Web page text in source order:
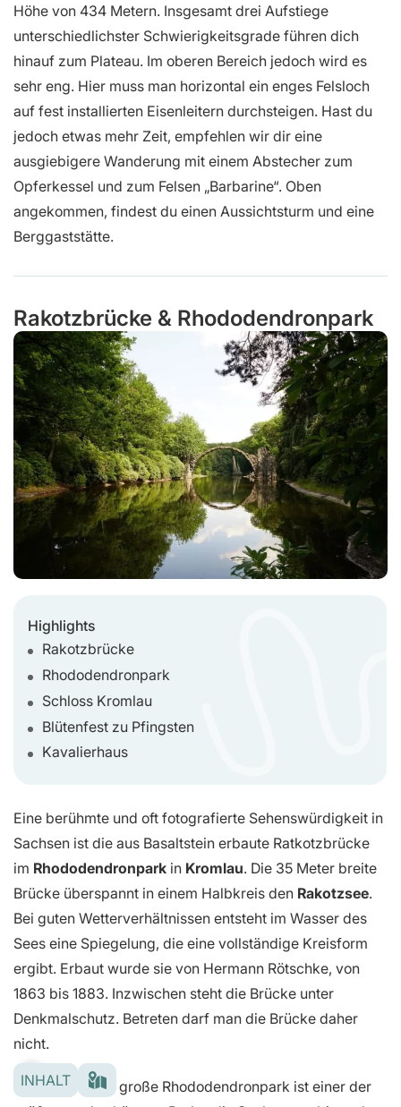
Höhe von 434 Metern. Insgesamt drei Aufstiege
unterschiedlichster Schwierigkeitsgrade führen dich
hinauf zum Plateau. Im oberen Bereich jedoch wird es
sehr eng. Hier muss man horizontal ein enges Felsloch
auf fest installierten Eisenleitern durchsteigen. Hast du
jedoch etwas mehr Zeit, empfehlen wir dir eine
ausgiebigere Wanderung mit einem Abstecher zum
Opferkessel und zum Felsen „Barbarine“. Oben
angekommen, findest du einen Aussichtsturm und eine
Berggaststätte.
Rakotzbrücke & Rhododendronpark
Highlights
Rakotzbrücke
Rhododendronpark
Schloss Kromlau
Blütenfest zu Pfingsten
Kavalierhaus
Eine berühmte und oft fotografierte Sehenswürdigkeit in
Sachsen ist die aus Basaltstein erbaute Ratkotzbrücke
im Rhododendronpark in Kromlau. Die 35 Meter breite
Brücke überspannt in einem Halbkreis den Rakotzsee.
Bei guten Wetterverhältnissen entsteht im Wasser des
Sees eine Spiegelung, die eine vollständige Kreisform
ergibt. Erbaut wurde sie von Hermann Rötschke, von
1863 bis 1883. Inzwischen steht die Brücke unter
Denkmalschutz. Betreten darf man die Brücke daher
nicht.
Der 200 Hektar große Rhododendronpark ist einer der
INHALT